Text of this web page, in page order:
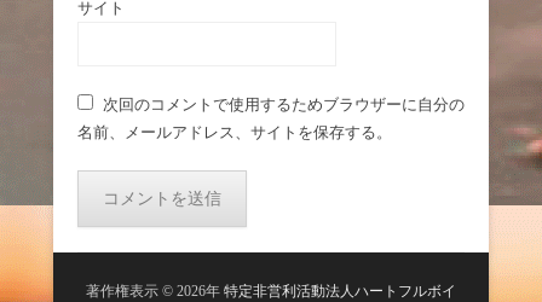
サイト
次回のコメントで使用するためブラウザーに自分の
名前、メールアドレス、サイトを保存する。
著作権表示 © 2026年 特定非営利活動法人ハートフルボイ